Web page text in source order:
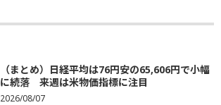
（まとめ）日経平均は76円安の65,606円で小幅
に続落 来週は米物価指標に注目
2026/08/07